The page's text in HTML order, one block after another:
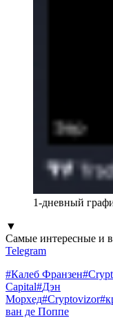
1-дневный
▼
Самые интересные и
Telegram
#Калеб Франзен#
Capital#Дэн
Морхед#Cryptovizor#
ван де Поппе